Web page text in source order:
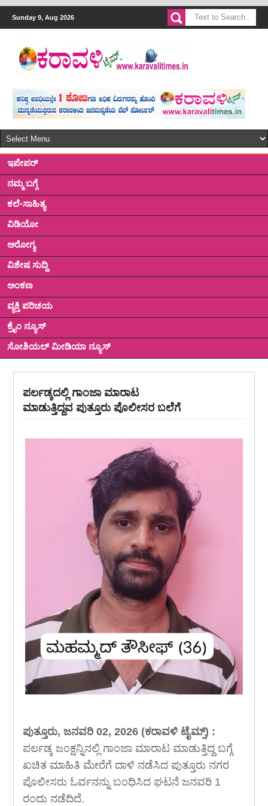
Sunday 9, Aug 2026
ಇಪೇಪರ್
ನಮ್ಮ ಬಗ್ಗೆ
ಕಲೆ-ಸಾಹಿತ್ಯ
ವಿಡಿಯೋ
ಅರೋಗ್ಯ
ವಿಶೇಷ ಸುದ್ದಿ
ಅಂಕಣ
ವ್ಯಕ್ತಿ ಪರಿಚಯ
ಕ್ರೈಂ ನ್ಯೂಸ್
ಸೋಶಿಯಲ್ ಮೀಡಿಯಾ ನ್ಯೂಸ್
ಪರ್ಲಡ್ಕದಲ್ಲಿ ಗಾಂಜಾ ಮಾರಾಟ
ಮಾಡುತ್ತಿದ್ದವ ಪುತ್ತೂರು ಪೊಲೀಸರ ಬಲೆಗೆ
ಪುತ್ತೂರು, ಜನವರಿ 02, 2026 (ಕರಾವಳಿ ಟೈಮ್ಸ್) :
ಪರ್ಲಡ್ಕ ಜಂಕ್ಷನ್ನಿನಲ್ಲಿ ಗಾಂಜಾ ಮಾರಾಟ ಮಾಡುತ್ತಿದ್ದ ಬಗ್ಗೆ
ಖಚಿತ ಮಾಹಿತಿ ಮೇರೆಗೆ ದಾಳಿ ನಡೆಸಿದ ಪುತ್ತೂರು ನಗರ
ಪೊಲೀಸರು ಓರ್ವನನ್ನು ಬಂಧಿಸಿದ ಘಟನೆ ಜನವರಿ 1
ರಂದು ನಡೆದಿದೆ.